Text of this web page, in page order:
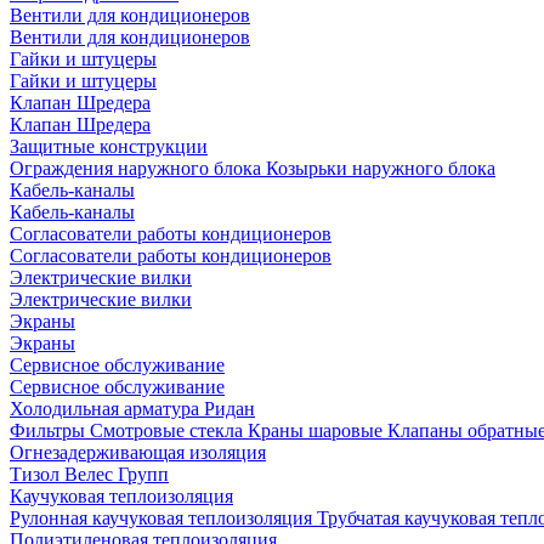
Вентили для кондиционеров
Вентили для кондиционеров
Гайки и штуцеры
Гайки и штуцеры
Клапан Шредера
Клапан Шредера
Защитные конструкции
Ограждения наружного блока Козырьки наружного блока
Кабель-каналы
Кабель-каналы
Согласователи работы кондиционеров
Согласователи работы кондиционеров
Электрические вилки
Электрические вилки
Экраны
Экраны
Сервисное обслуживание
Сервисное обслуживание
Холодильная арматура Ридан
Фильтры Смотровые стекла Краны шаровые Клапаны
Огнезадерживающая изоляция
Тизол Велес Групп
Каучуковая теплоизоляция
Рулонная каучуковая теплоизоляция Трубчатая каучуковая
Полиэтиленовая теплоизоляция